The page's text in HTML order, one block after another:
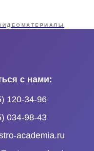
с нами:
120-34-96
034-98-43
academia.ru